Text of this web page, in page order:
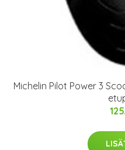
Michelin Pilot Power 3